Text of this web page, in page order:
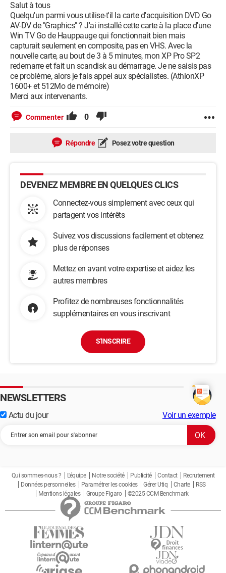
Salut à tous
Quelqu'un parmi vous utilise-t'il la carte d'acquisition DVD Go
AV-DV de "Graphics" ? J'ai installé cette carte à la place d'une
Win TV Go de Hauppauge qui fonctionnait bien mais
capturait seulement en composite, pas en VHS. Avec la
nouvelle carte, au bout de 3 à 5 minutes, mon XP Pro SP2
redemarre et fait un scandisk au démarrage. Je ne saisis pas
ce problème, alors je fais appel aux spécialistes. (AthlonXP
1600+ et 512Mo de mémoire)
Merci aux intervenants.
Commenter 0
Répondre Posez votre question
DEVENEZ MEMBRE EN QUELQUES CLICS
Connectez-vous simplement avec ceux qui
partagent vos intérêts
Suivez vos discussions facilement et obtenez
plus de réponses
Mettez en avant votre expertise et aidez les
autres membres
Profitez de nombreuses fonctionnalités
supplémentaires en vous inscrivant
S'INSCRIRE
NEWSLETTERS
Actu du jour Voir un exemple
Qui sommes-nous ? L'équipe Notre société Publicité Contact
Recrutement
Données personnelles
Paramétrer les cookies Gérer Utiq Charte
RSS
Mentions légales
Groupe Figaro ©2025 CCM Benchmark